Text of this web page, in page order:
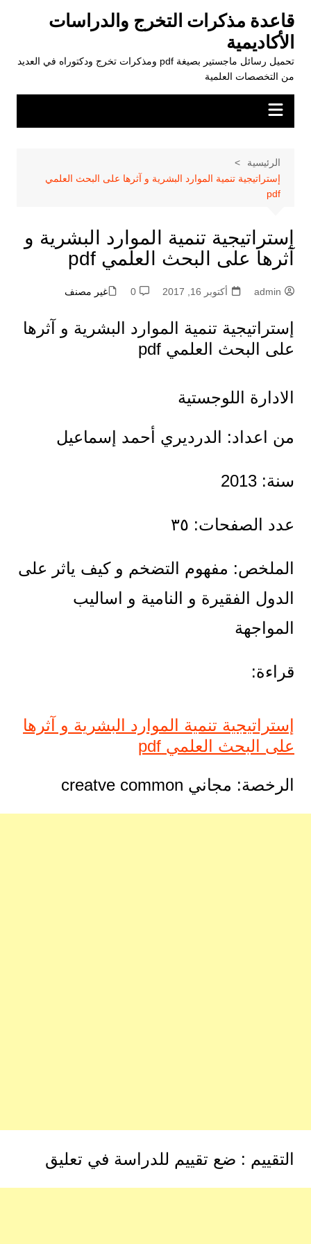
المحتوى
قاعدة مذكرات التخرج والدراسات
الأكاديمية
تحميل رسائل ماجستير بصيغة pdf ومذكرات تخرج ودكتوراه في العديد
من التخصصات العلمية
الرئيسية
إستراتيجية تنمية الموارد البشرية و آثرها على البحث العلمي
pdf
إستراتيجية تنمية الموارد البشرية و
آثرها على البحث العلمي pdf
admin أكتوبر 16, 2017 0 غير مصنف
إستراتيجية تنمية الموارد البشرية و آثرها
على البحث العلمي pdf
الادارة اللوجستية
من اعداد: الدرديري أحمد إسماعيل
سنة: 2013
عدد الصفحات: ٣٥
الملخص: مفهوم التضخم و كيف ياثر على
الدول الفقيرة و النامية و اساليب
المواجهة
قراءة:
إستراتيجية تنمية الموارد البشرية و آثرها
على البحث العلمي pdf
الرخصة: مجاني creatve common
التقييم : ضع تقييم للدراسة في تعليق